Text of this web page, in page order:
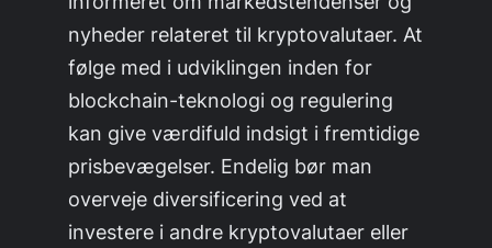
nyheder relateret til kryptovalutaer. At
følge med i udviklingen inden for
blockchain-teknologi og regulering
kan give værdifuld indsigt i fremtidige
prisbevægelser. Endelig bør man
overveje diversificering ved at
investere i andre kryptovalutaer eller